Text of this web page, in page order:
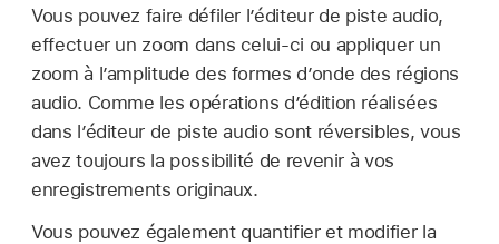
Vous pouvez faire défiler l’éditeur de piste audio,
effectuer un zoom dans celui-ci ou appliquer un
zoom à l’amplitude des formes d’onde des régions
audio. Comme les opérations d’édition réalisées
dans l’éditeur de piste audio sont réversibles, vous
avez toujours la possibilité de revenir à vos
enregistrements originaux.
Vous pouvez également quantifier et modifier la